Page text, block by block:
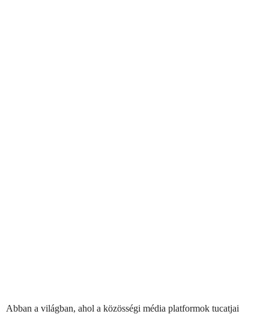
Abban a világban, ahol a közösségi média platformok tucatjai